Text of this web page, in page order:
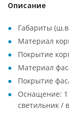
Описание
Габариты
Материал
Покрытие
Материал
Покрытие
Оснащение: 1
светильник /